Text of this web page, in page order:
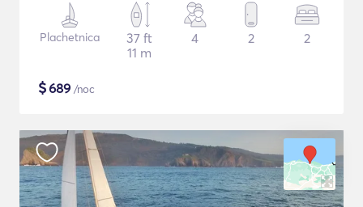
Plachetnica
37 ft
11 m
4 2 2
$689 /noc